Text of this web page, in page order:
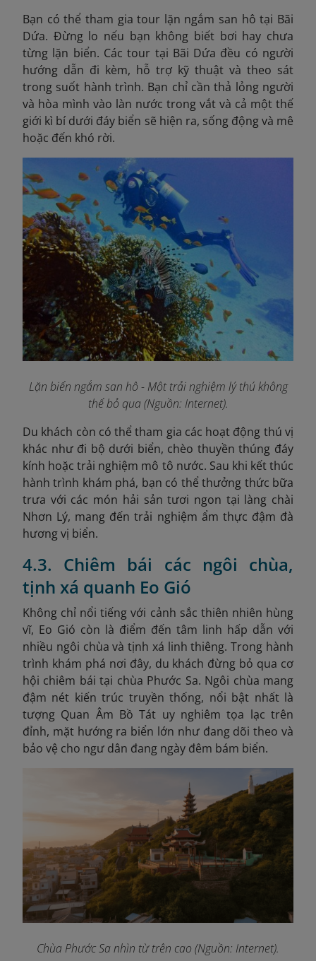
Bạn có thể tham gia tour lặn ngắm san hô tại Bãi
Dứa. Đừng lo nếu bạn không biết bơi hay chưa
từng lặn biển. Các tour tại Bãi Dứa đều có người
hướng dẫn đi kèm, hỗ trợ kỹ thuật và theo sát
trong suốt hành trình. Bạn chỉ cần thả lỏng người
và hòa mình vào làn nước trong vắt và cả một thế
giới kì bí dưới đáy biển sẽ hiện ra, sống động và mê
hoặc đến khó rời.
Lặn biển ngắm san hô - Một trải nghiệm lý thú không
thể bỏ qua (Nguồn: Internet).
Du khách còn có thể tham gia các hoạt động thú vị
khác như đi bộ dưới biển, chèo thuyền thúng đáy
kính hoặc trải nghiệm mô tô nước. Sau khi kết thúc
hành trình khám phá, bạn có thể thưởng thức bữa
trưa với các món hải sản tươi ngon tại làng chài
Nhơn Lý, mang đến trải nghiệm ẩm thực đậm đà
hương vị biển.
4.3. Chiêm bái các ngôi chùa,
tịnh xá quanh Eo Gió
Không chỉ nổi tiếng với cảnh sắc thiên nhiên hùng
vĩ, Eo Gió còn là điểm đến tâm linh hấp dẫn với
nhiều ngôi chùa và tịnh xá linh thiêng. Trong hành
trình khám phá nơi đây, du khách đừng bỏ qua cơ
hội chiêm bái tại chùa Phước Sa. Ngôi chùa mang
đậm nét kiến trúc truyền thống, nổi bật nhất là
tượng Quan Âm Bồ Tát uy nghiêm tọa lạc trên
đỉnh, mặt hướng ra biển lớn như đang dõi theo và
bảo vệ cho ngư dân đang ngày đêm bám biển.
Chùa Phước Sa nhìn từ trên cao (Nguồn: Internet).